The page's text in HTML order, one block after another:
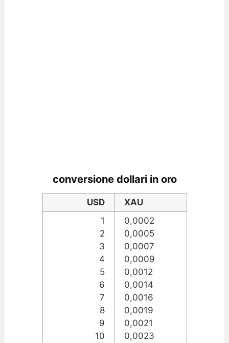
conversione dollari in oro
USD
XAU
1
2
3
4
5
6
7
8
9
10
0,0002
0,0005
0,0007
0,0009
0,0012
0,0014
0,0016
0,0019
0,0021
0,0023